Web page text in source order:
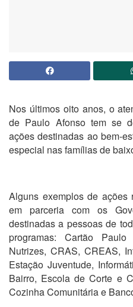
Nos últimos oito anos, o
de Paulo Afonso tem se
ações destinadas ao bem-
especial nas famílias de
Alguns exemplos de ações
em parceria com os
destinadas a pessoas de
programas: Cartão
Nutrizes, CRAS, CREAS,
Estação Juventude,
Bairro, Escola de Corte e
Cozinha Comunitária e